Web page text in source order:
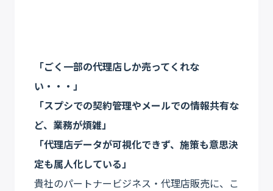
「ごく一部の代理店しか売ってくれな
い・・・」
「スプシでの契約管理やメールでの情報共有な
ど、業務が煩雑」
「代理店データが可視化できず、施策も意思決
定も属人化している」
貴社のパートナービジネス・代理店販売に、こ